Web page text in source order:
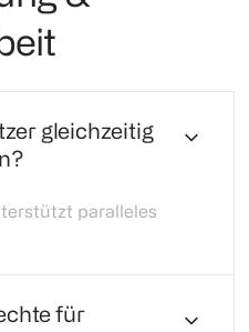
gleichzeitig
paralleles
für